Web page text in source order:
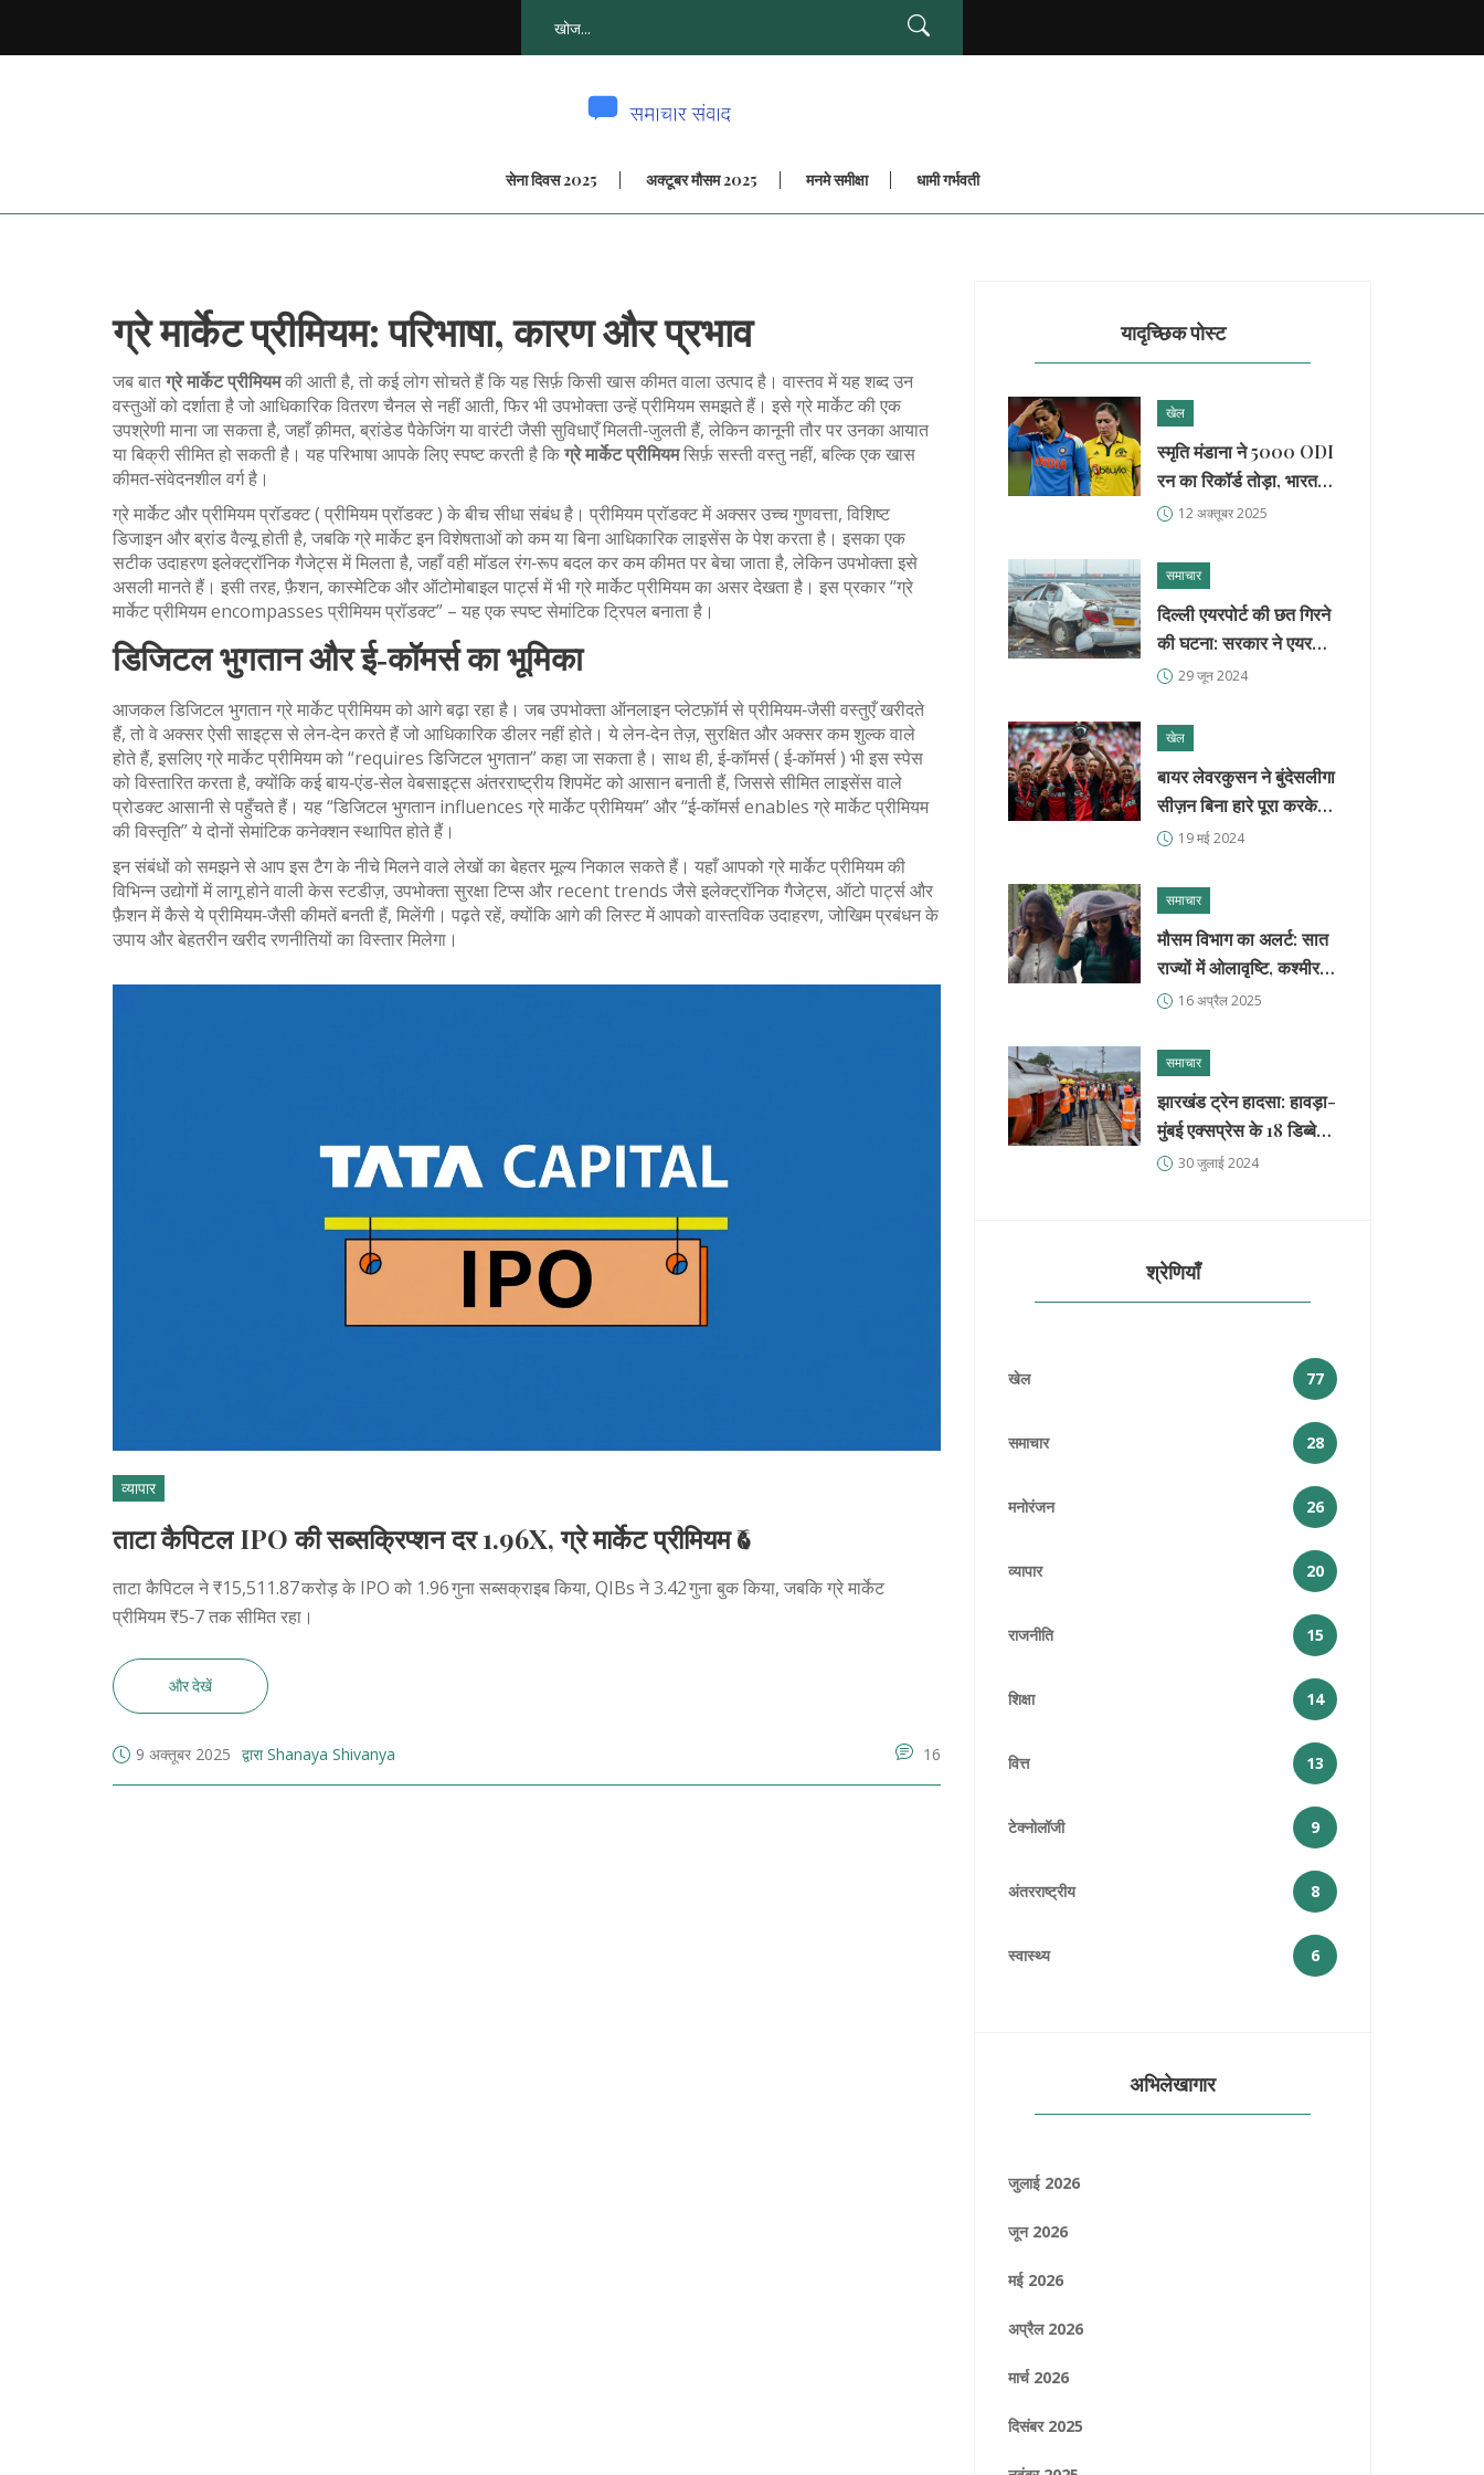
सेना दिवस 2025 अक्टूबर मौसम 2025 मनमे समीक्षा धामी गर्भवती
ग्रे मार्केट प्रीमियम: परिभाषा, कारण और प्रभाव
जब बातग्रे मार्केट प्रीमियमकी आती है, तो कई लोग सोचते हैं कि यह सिर्फ़ किसी खास कीमत वाला उत्पाद है। वास्तव में यह शब्द उन
वस्तुओं को दर्शाता है जो आधिकारिक वितरण चैनल से नहीं आती, फिर भी उपभोक्ता उन्हें प्रीमियम समझते हैं। इसेग्रे मार्केटकी एक
उपश्रेणी माना जा सकता है, जहाँ क़ीमत, ब्रांडेड पैकेजिंग या वारंटी जैसी सुविधाएँ मिलती‑जुलती हैं, लेकिन कानूनी तौर पर उनका आयात
या बिक्री सीमित हो सकती है। यह परिभाषा आपके लिए स्पष्ट करती है किग्रे मार्केट प्रीमियमसिर्फ़ सस्ती वस्तु नहीं, बल्कि एक खास
कीमत‑संवेदनशील वर्ग है।
ग्रे मार्केट और प्रीमियम प्रॉडक्ट ( प्रीमियम प्रॉडक्ट) के बीच सीधा संबंध है। प्रीमियम प्रॉडक्ट में अक्सर उच्च गुणवत्ता, विशिष्ट
डिजाइन और ब्रांड वैल्यू होती है, जबकि ग्रे मार्केट इन विशेषताओं को कम या बिना आधिकारिक लाइसेंस के पेश करता है। इसका एक
सटीक उदाहरण इलेक्ट्रॉनिक गैजेट्स में मिलता है, जहाँ वही मॉडल रंग‑रूप बदल कर कम कीमत पर बेचा जाता है, लेकिन उपभोक्ता इसे
असली मानते हैं। इसी तरह, फ़ैशन, कास्मेटिक और ऑटोमोबाइल पार्ट्स में भी ग्रे मार्केट प्रीमियम का असर देखता है। इस प्रकार “ग्रे
मार्केट प्रीमियम encompasses प्रीमियम प्रॉडक्ट” – यह एक स्पष्ट सेमांटिक ट्रिपल बनाता है।
डिजिटल भुगतान और ई‑कॉमर्स का भूमिका
आजकलडिजिटल भुगतानग्रे मार्केट प्रीमियम को आगे बढ़ा रहा है। जब उपभोक्ता ऑनलाइन प्लेटफ़ॉर्म से प्रीमियम‑जैसी वस्तुएँ खरीदते
हैं, तो वे अक्सर ऐसी साइट्स से लेन‑देन करते हैं जो आधिकारिक डीलर नहीं होते। ये लेन‑देन तेज़, सुरक्षित और अक्सर कम शुल्क वाले
होते हैं, इसलिए ग्रे मार्केट प्रीमियम को “requires डिजिटल भुगतान” कहा जा सकता है। साथ ही, ई‑कॉमर्स ( ई‑कॉमर्स) भी इस स्पेस
को विस्तारित करता है, क्योंकि कई बाय‑एंड‑सेल वेबसाइट्स अंतरराष्ट्रीय शिपमेंट को आसान बनाती हैं, जिससे सीमित लाइसेंस वाले
प्रोडक्ट आसानी से पहुँचते हैं। यह “डिजिटल भुगतान influences ग्रे मार्केट प्रीमियम” और “ई‑कॉमर्स enables ग्रे मार्केट प्रीमियम
की विस्तृति” ये दोनों सेमांटिक कनेक्शन स्थापित होते हैं।
इन संबंधों को समझने से आप इस टैग के नीचे मिलने वाले लेखों का बेहतर मूल्य निकाल सकते हैं। यहाँ आपको ग्रे मार्केट प्रीमियम की
विभिन्न उद्योगों में लागू होने वाली केस स्टडीज़, उपभोक्ता सुरक्षा टिप्स और recent trends जैसे इलेक्ट्रॉनिक गैजेट्स, ऑटो पार्ट्स और
फ़ैशन में कैसे ये प्रीमियम‑जैसी कीमतें बनती हैं, मिलेंगी। पढ़ते रहें, क्योंकि आगे की लिस्ट में आपको वास्तविक उदाहरण, जोखिम प्रबंधन के
उपाय और बेहतरीन खरीद रणनीतियों का विस्तार मिलेगा।
व्यापार
ताटा कैपिटल IPO की सब्सक्रिप्शन दर 1.96X, ग्रे मार्केट प्रीमियम ₹6
ताटा कैपिटल ने ₹15,511.87 करोड़ के IPO को 1.96 गुना सब्सक्राइब किया, QIBs ने 3.42 गुना बुक किया, जबकि ग्रे मार्केट
प्रीमियम ₹5‑7 तक सीमित रहा।
और देखें
9 अक्तूबर 2025 द्वारा Shanaya Shivanya 16
यादृच्छिक पोस्ट
खेल
स्मृति मंडाना ने 5000 ODI
रन का रिकॉर्ड तोड़ा, भारत
को नई ऊँचाइयों पर पहुंचाया
12 अक्तूबर 2025
समाचार
दिल्ली एयरपोर्ट की छत गिरने
की घटना: सरकार ने एयरपोर्ट
ऑडिट के संकेत दिए, टिकट
29 जून 2024
खेल
बायर लेवरकुसन ने बुंदेसलीगा
सीज़न बिना हारे पूरा करके
इतिहास रचा
19 मई 2024
समाचार
मौसम विभाग का अलर्ट: सात
राज्यों में ओलावृष्टि, कश्मीर-
हिमाचल में ताजा पश्चिमी
16 अप्रैल 2025
समाचार
झारखंड ट्रेन हादसा: हावड़ा-
मुंबई एक्सप्रेस के 18 डिब्बे
पटरी से उतरे, 2 की मौत, 20
30 जुलाई 2024
श्रेणियाँ
खेल 77
समाचार 28
मनोरंजन 26
व्यापार 20
राजनीति 15
शिक्षा 14
वित्त 13
टेक्नोलॉजी 9
अंतरराष्ट्रीय 8
स्वास्थ्य 6
अभिलेखागार
जुलाई 2026
जून 2026
मई 2026
अप्रैल 2026
मार्च 2026
दिसंबर 2025